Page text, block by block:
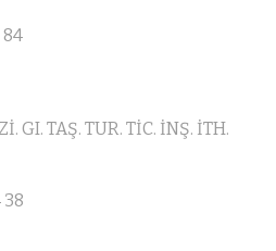
84
GI. TAŞ. TUR. TİC. İNŞ. İTH.
38